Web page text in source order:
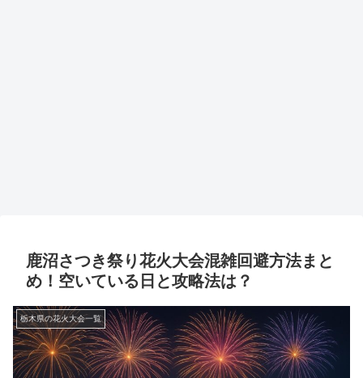
鹿沼さつき祭り花火大会混雑回避方法まと
め！空いている日と攻略法は？
栃木県の花火大会一覧